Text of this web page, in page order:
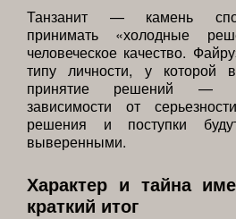
Танзанит — камень
принимать «холодные
человеческое качество.
типу личности, у которой
принятие решений —
зависимости от
решения и поступки
выверенными.
Характер и тайна
краткий итог